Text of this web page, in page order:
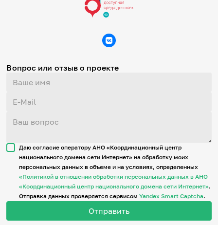
Вопрос или отзыв о проекте
Даю согласие оператору АНО «Координационный центр
национального домена сети Интернет» на обработку моих
персональных данных в объеме и на условиях, определенных
«Политикой в отношении обработки персональных данных в АНО
«Координационный центр национального домена сети Интернет».
Отправка данных проверяется сервисомYandex Smart Captcha.